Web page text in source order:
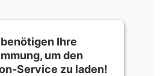
Ihre
um den
Service zu laden!